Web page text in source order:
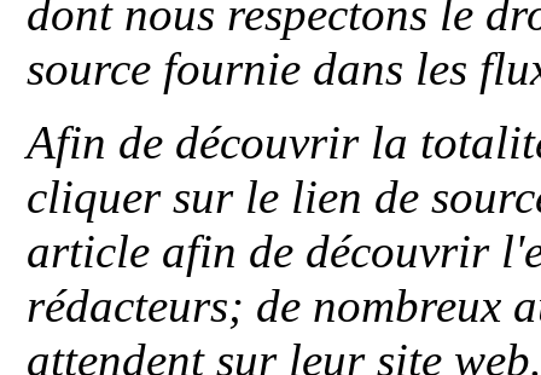
dont nous respectons le
source fournie dans les
Afin de découvrir la
cliquer sur le lien de
article afin de découvrir
rédacteurs; de nombreux
attendent sur leur site